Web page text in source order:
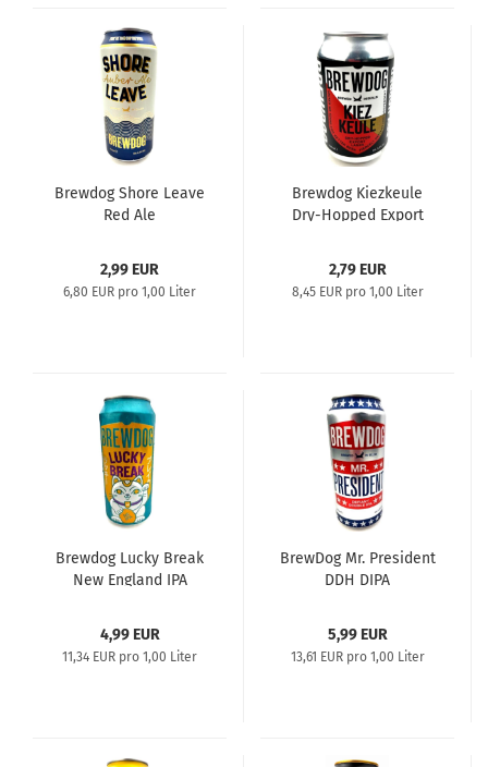
Brewdog Shore Leave
Red Ale
2,99 EUR
6,80 EUR pro 1,00 Liter
Brewdog Kiezkeule
Dry-Hopped Export
2,79 EUR
8,45 EUR pro 1,00 Liter
Brewdog Lucky Break
New England IPA
4,99 EUR
11,34 EUR pro 1,00 Liter
BrewDog Mr. President
DDH DIPA
5,99 EUR
13,61 EUR pro 1,00 Liter